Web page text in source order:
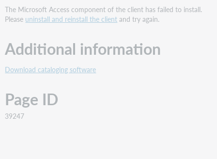
The Microsoft Access component of the client has failed to install.
Please uninstall and reinstall the client and try again.
Additional information
Download cataloging software
Page ID
39247